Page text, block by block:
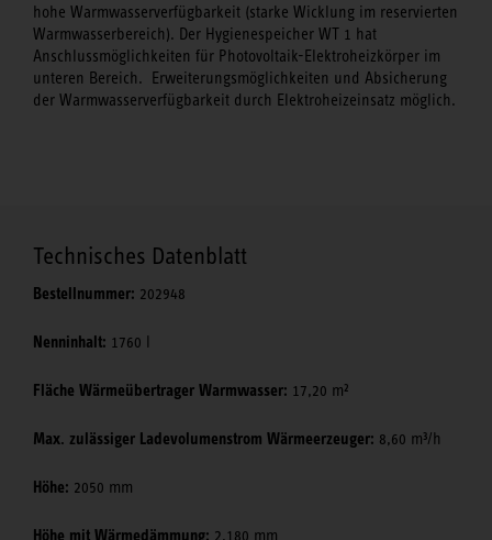
hohe Warmwasserverfügbarkeit (starke Wicklung im reservierten
Warmwasserbereich). Der Hygienespeicher WT 1 hat
Anschlussmöglichkeiten für Photovoltaik-Elektroheizkörper im
unteren Bereich. Erweiterungsmöglichkeiten und Absicherung
der Warmwasserverfügbarkeit durch Elektroheizeinsatz möglich.
Technisches Datenblatt
Bestellnummer: 202948
Nenninhalt: 1760 l
Fläche Wärmeübertrager Warmwasser: 17,20 m²
Max. zulässiger Ladevolumenstrom Wärmeerzeuger: 8,60 m³/h
Höhe: 2050 mm
Höhe mit Wärmedämmung: 2.180 mm